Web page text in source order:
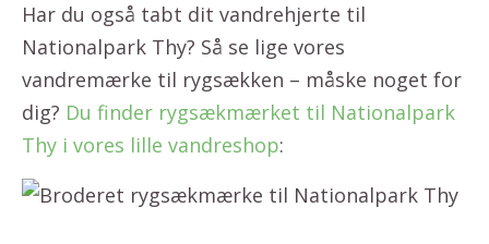
Har du også tabt dit vandrehjerte til
Nationalpark Thy? Så se lige vores
vandremærke til rygsækken – måske noget for
dig? Du finder rygsækmærket til Nationalpark
Thy i vores lille vandreshop: